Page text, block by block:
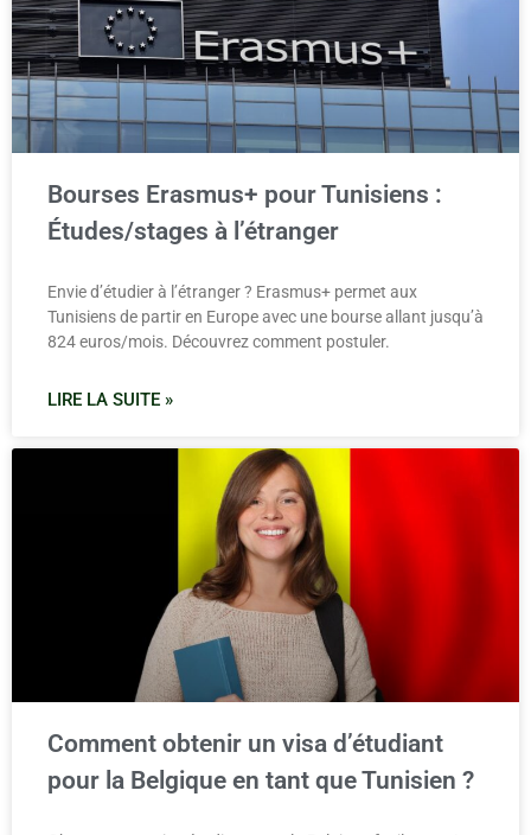
Bourses Erasmus+ pour Tunisiens :
Études/stages à l’étranger
Envie d’étudier à l’étranger ? Erasmus+ permet aux
Tunisiens de partir en Europe avec une bourse allant jusqu’à
824 euros/mois. Découvrez comment postuler.
LIRE LA SUITE »
Comment obtenir un visa d’étudiant
pour la Belgique en tant que Tunisien ?